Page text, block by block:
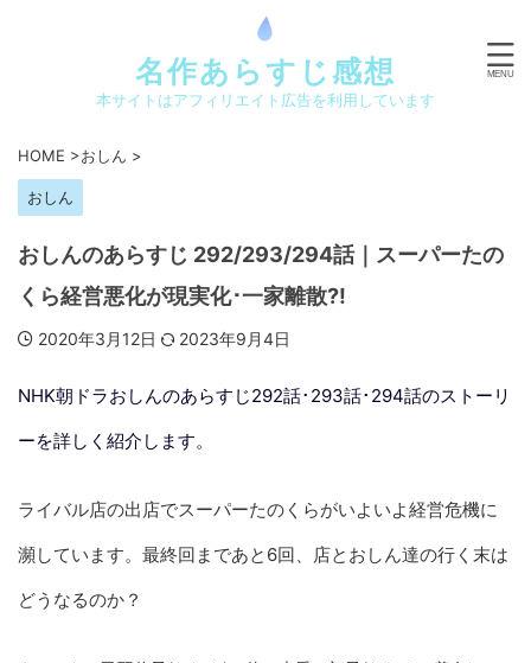
名作あらすじ感想
本サイトはアフィリエイト広告を利用しています
HOME >おしん >
おしん
おしんのあらすじ 292/293/294話｜スーパーたの
くら経営悪化が現実化･一家離散?!
2020年3月12日 2023年9月4日
NHK朝ドラおしんのあらすじ292話･293話･294話のストーリ
ーを詳しく紹介します。
ライバル店の出店でスーパーたのくらがいよいよ経営危機に
瀕しています。最終回まであと6回、店とおしん達の行く末は
どうなるのか？